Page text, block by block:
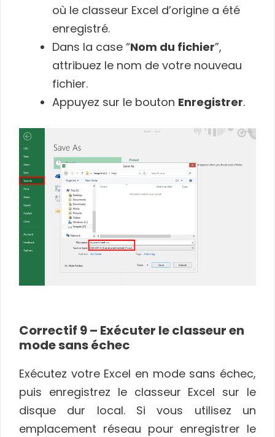
où le classeur Excel d’origine a été
enregistré.
Dans la case “Nom du fichier”,
attribuez le nom de votre nouveau
fichier.
Appuyez sur le bouton Enregistrer.
Correctif 9 – Exécuter le classeur en
mode sans échec
Exécutez votre Excel en mode sans échec,
puis enregistrez le classeur Excel sur le
disque dur local. Si vous utilisez un
emplacement réseau pour enregistrer le